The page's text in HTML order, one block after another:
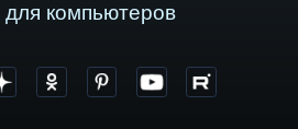
компьютеров